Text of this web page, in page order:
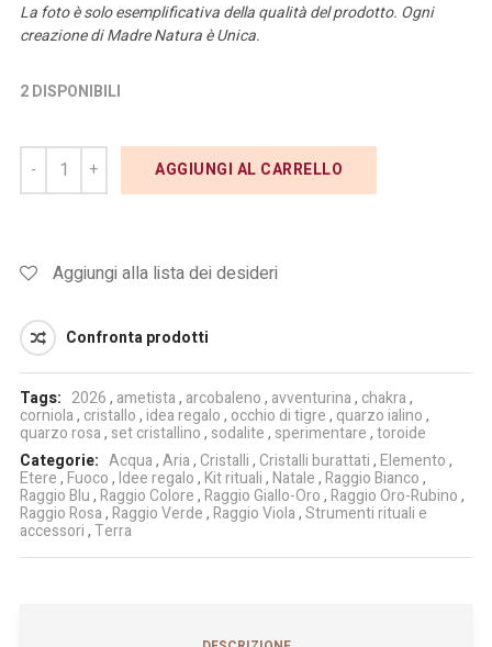
La foto è solo esemplificativa della qualità del prodotto. Ogni
creazione di Madre Natura è Unica.
2 DISPONIBILI
AGGIUNGI AL CARRELLO
Aggiungi alla lista dei desideri
Confronta prodotti
Tags: 2026, ametista, arcobaleno, avventurina, chakra,
corniola, cristallo,idea regalo, occhio di tigre, quarzo ialino,
quarzo rosa, set cristallino, sodalite, sperimentare,toroide
Categorie: Acqua,Aria,Cristalli,Cristalli burattati,Elemento,
Etere,Fuoco,Idee regalo,Kit rituali,Natale,Raggio Bianco,
Raggio Blu,Raggio Colore,Raggio Giallo-Oro,Raggio Oro-Rubino,
Raggio Rosa,Raggio Verde,Raggio Viola,Strumenti rituali e
accessori,Terra